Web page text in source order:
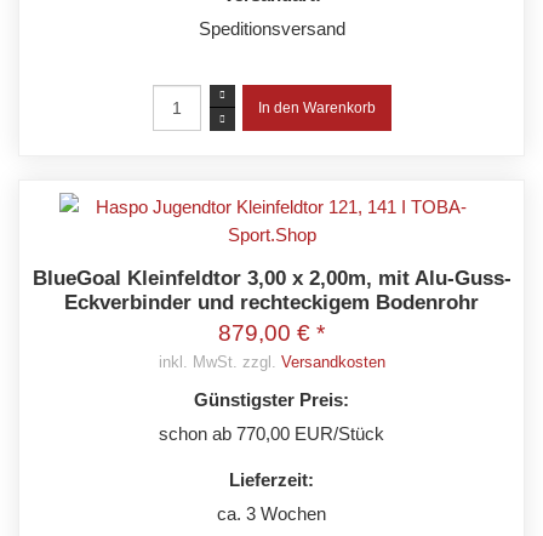
Speditionsversand
BlueGoal Kleinfeldtor 3,00 x 2,00m, mit Alu-Guss-
Eckverbinder und rechteckigem Bodenrohr
879,00 € *
inkl. MwSt. zzgl. Versandkosten
Günstigster Preis:
schon ab 770,00 EUR/Stück
Lieferzeit:
ca. 3 Wochen